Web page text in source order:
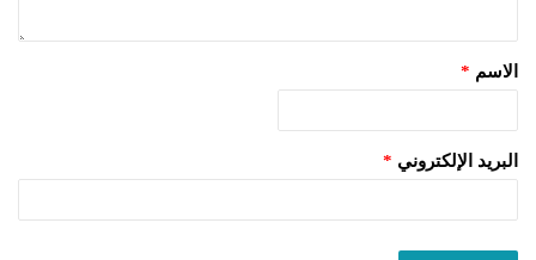
الاسم *
البريد الإلكتروني *